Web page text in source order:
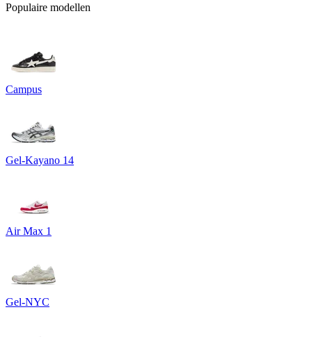
Populaire modellen
Campus
Gel-Kayano 14
Air Max 1
Gel-NYC